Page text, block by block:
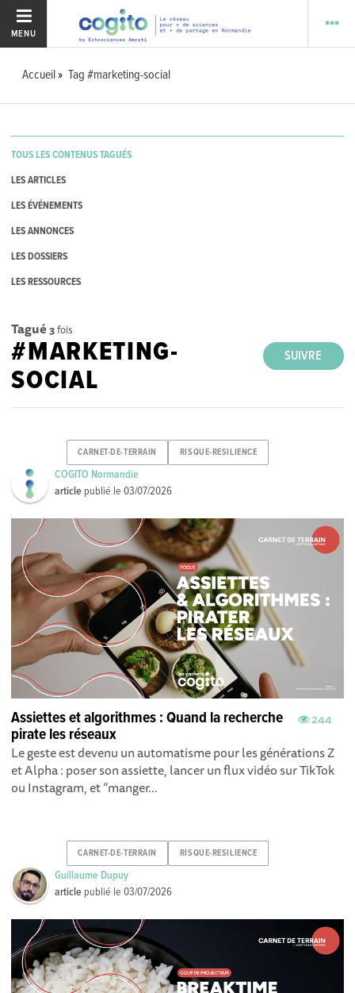
MENU
Accueil Tag #marketing-social
TOUS LES CONTENUS TAGUÉS
LES ARTICLES
LES ÉVÉNEMENTS
LES ANNONCES
LES DOSSIERS
LES RESSOURCES
Tagué 3fois
SUIVRE
#MARKETING-
SOCIAL
CARNET-DE-TERRAIN RISQUE-RESILIENCE
COGITO Normandie
article publié le03/07/2026
244
Assiettes et algorithmes : Quand la recherche
pirate les réseaux
Le geste est devenu un automatisme pour les générations Z
et Alpha : poser son assiette, lancer un flux vidéo sur TikTok
ou Instagram, et “manger...
CARNET-DE-TERRAIN RISQUE-RESILIENCE
Guillaume Dupuy
article publié le03/07/2026